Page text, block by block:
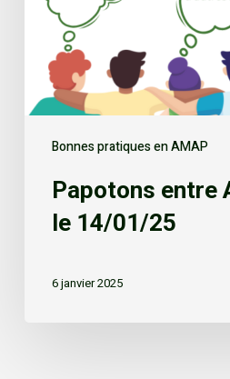
Bonnes pratiques en AMAP
Papotons entre
le 14/01/25
6 janvier 2025